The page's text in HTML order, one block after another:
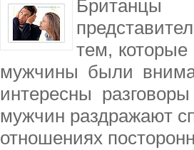
Британцы
тем, которые
мужчины были
интересны
мужчин раздражают
отношениях